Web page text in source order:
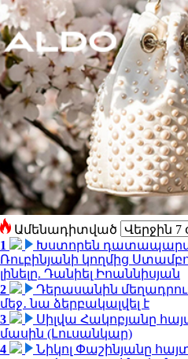
Ամենադիտված
1
Խստորեն
Ռուբինյանի կողմից
լինելը. Դանիել Իոաննիսյան
2
Դերասանին
մեջ․ նա ձերբակալվել է
3
Սիլվա Հակոբյանը
մասին (Լուսանկար)
4
Նիկոլ Փաշինյանը